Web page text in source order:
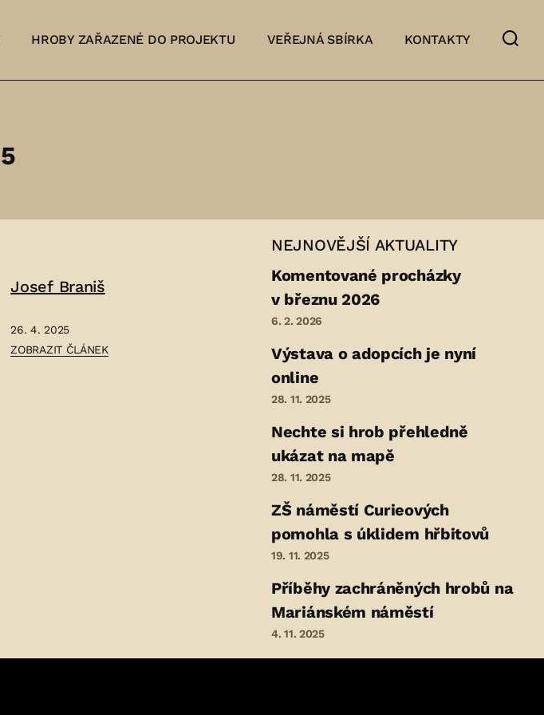
HROBY ZAŘAZENÉ DO PROJEKTU VEŘEJNÁ SBÍRKA KONTAKTY
5
Josef Braniš
26. 4. 2025
ČLÁNEK:
ZOBRAZIT ČLÁNEK
NEJNOVĚJŠÍ AKTUALITY
Komentované procházky
v březnu 2026
6. 2. 2026
Výstava o adopcích je nyní
online
28. 11. 2025
Nechte si hrob přehledně
ukázat na mapě
28. 11. 2025
ZŠ náměstí Curieových
pomohla s úklidem hřbitovů
19. 11. 2025
Příběhy zachráněných hrobů na
Mariánském náměstí
4. 11. 2025